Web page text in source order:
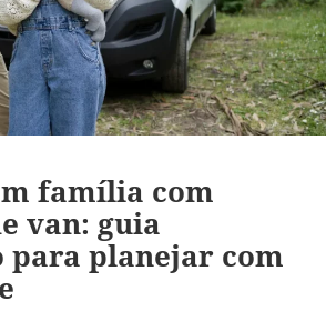
família com
van: guia
para planejar com